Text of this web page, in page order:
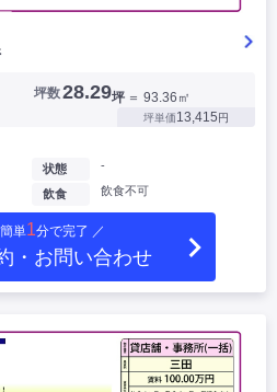
坪数28.29坪 ＝ 93.36㎡
坪単価13,415円
状態 -
飲食 飲食不可
単1分で完了 ／
・お問い合わせ